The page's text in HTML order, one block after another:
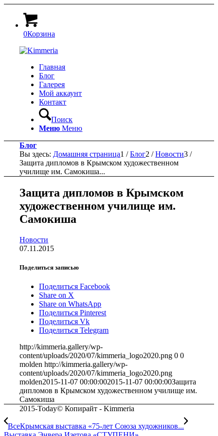
0Корзина
Главная
Блог
Галерея
Мой аккаунт
Контакт
Поиск
Меню Меню
Блог
Вы здесь: Домашняя страница1 / Блог2 / Новости3 /
Защита дипломов в Крымском художественном
училище им. Самокиша...
Защита дипломов в Крымском
художественном училище им.
Самокиша
Новости
07.11.2015
Поделиться записью
Поделиться Facebook
Share on X
Share on WhatsApp
Поделиться Pinterest
Поделиться Vk
Поделиться Telegram
http://kimmeria.gallery/wp-
content/uploads/2020/07/kimmeria_logo2020.png 0 0
molden http://kimmeria.gallery/wp-
content/uploads/2020/07/kimmeria_logo2020.png
molden2015-11-07 00:00:002015-11-07 00:00:00Защита
дипломов в Крымском художественном училище им.
Самокиша
2015-Today© Копирайт - Kimmeria
ВсеКрымская выставка «75-лет Союза художников...